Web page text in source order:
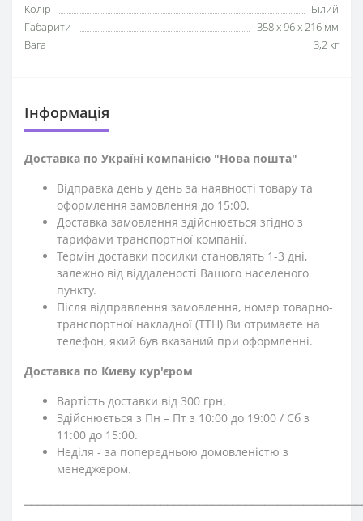
Колір
Білий
Габарити
358 x 96 x 216 мм
Вага
3,2 кг
Iнформація
Доставка по Україні компанією "Нова пошта"
Відправка день у день за наявності товару та
оформлення замовлення до 15:00.
Доставка замовлення здійснюється згідно з
тарифами транспортної компанії.
Термін доставки посилки становлять 1-3 дні,
залежно від віддаленості Вашого населеного
пункту.
Після відправлення замовлення, номер товарно-
транспортної накладної (ТТН) Ви отримаєте на
телефон, який був вказаний при оформленні.
Доставка по Києву кур'єром
Вартість доставки від 300 грн.
Здійснюється з Пн – Пт з 10:00 до 19:00 / Сб з
11:00 до 15:00.
Неділя - за попередньою домовленістю з
менеджером.